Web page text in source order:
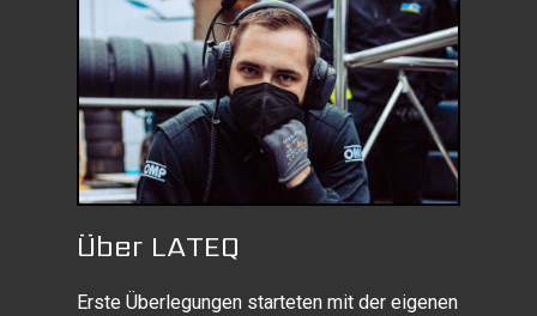
Über LATEQ
Erste Überlegungen starteten mit der eigenen